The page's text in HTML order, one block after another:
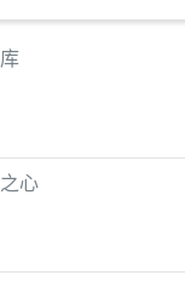
心